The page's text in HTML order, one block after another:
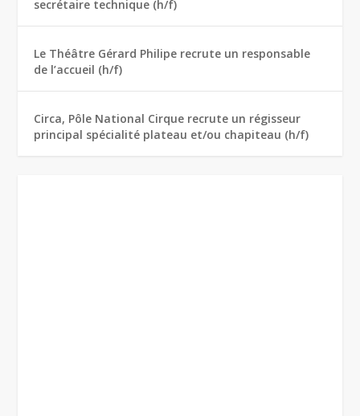
secrétaire technique (h/f)
Le Théâtre Gérard Philipe recrute un responsable
de l’accueil (h/f)
Circa, Pôle National Cirque recrute un régisseur
principal spécialité plateau et/ou chapiteau (h/f)